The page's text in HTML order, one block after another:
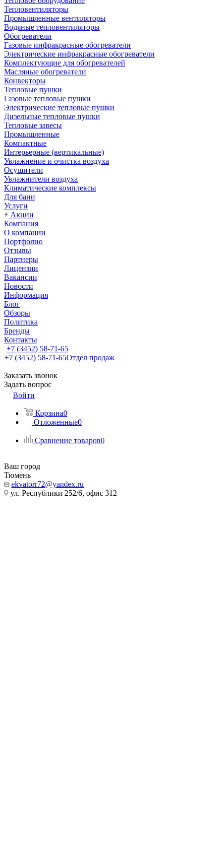
Тепловентиляторы
Промышленные вентиляторы
Водяные тепловентиляторы
Обогреватели
Газовые инфракрасные обогреватели
Электрические инфракрасные обогреватели
Комплектующие для обогревателей
Масляные обогреватели
Конвекторы
Тепловые пушки
Газовые тепловые пушки
Электрические тепловые пушки
Дизельные тепловые пушки
Тепловые завесы
Промышленные
Компактные
Интерьерные (вертикальные)
Увлажнение и очистка воздуха
Осушители
Увлажнители воздуха
Климатические комплексы
Для бани
Услуги
Акции
Компания
О компании
Портфолио
Отзывы
Партнеры
Лицензии
Вакансии
Новости
Информация
Блог
Обзоры
Политика
Бренды
Контакты
+7 (3452) 58-71-65
+7 (3452) 58-71-65Отдел продаж
Заказать звонок
Задать вопрос
Войти
Корзина0
Отложенные0
Сравнение товаров0
Ваш город
Тюмень
ekvatorr72@yandex.ru
ул. Республики 252/6, офис 312